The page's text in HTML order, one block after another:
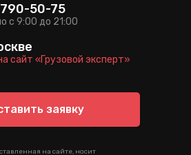
заявку
на сайте, носит
с 9:00 до 21:00
50-75
сайт «Грузовой эксперт»